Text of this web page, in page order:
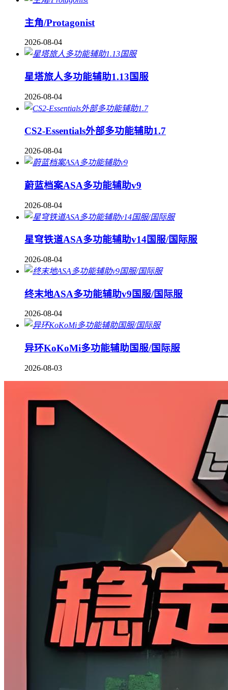
主角/Protagonist
2026-08-04
星塔旅人多功能辅助1.13国服
2026-08-04
CS2-Essentials外部多功能辅助1.7
2026-08-04
蔚蓝档案ASA多功能辅助v9
2026-08-04
星穹铁道ASA多功能辅助v14国服/国际服
2026-08-04
终末地ASA多功能辅助v9国服/国际服
2026-08-04
异环KoKoMi多功能辅助国服/国际服
2026-08-03